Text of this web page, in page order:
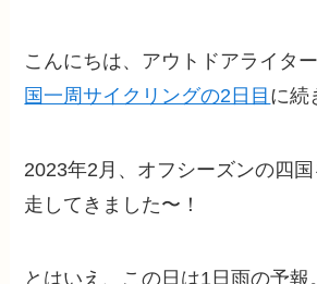
こんにちは、アウトドアライタ
国一周サイクリングの2日目 に続
2023年2月、オフシーズンの四
走してきました〜！
とはいえ、この日は1日雨の予